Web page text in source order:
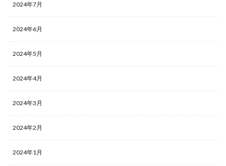
2024年7月
2024年6月
2024年5月
2024年4月
2024年3月
2024年2月
2024年1月